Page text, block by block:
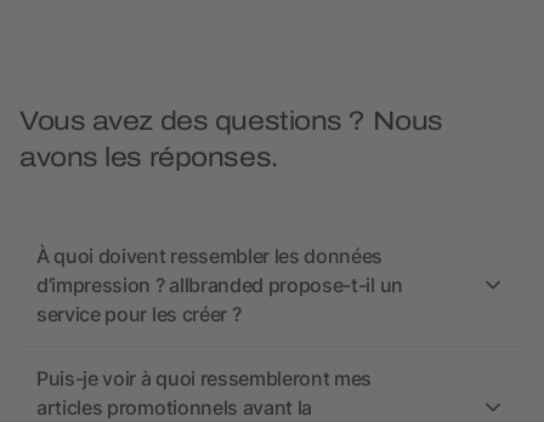
Vous avez des questions ? Nous
avons les réponses.
À quoi doivent ressembler les données
d’impression ? allbranded propose-t-il un
service pour les créer ?
Puis-je voir à quoi ressembleront mes
articles promotionnels avant la